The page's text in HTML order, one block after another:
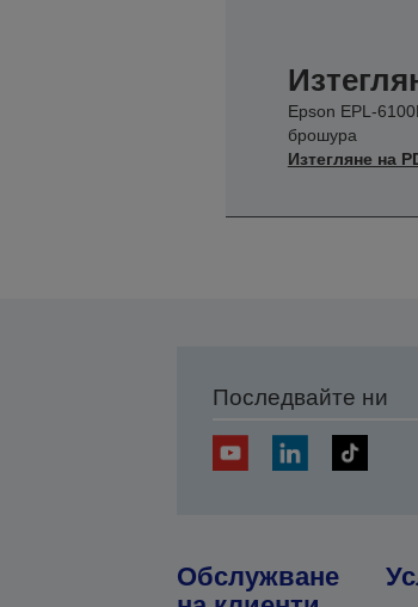
Epson EPL-
брошура
Изтегляне на
Последвайте ни
Обслужване